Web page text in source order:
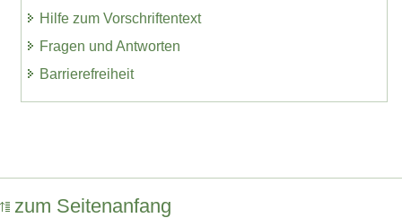
Hilfe zum Vorschriftentext
Fragen und Antworten
Barrierefreiheit
zum Seitenanfang